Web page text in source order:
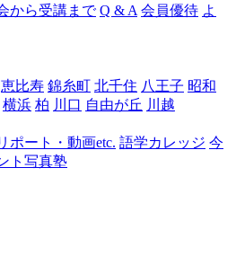
ャ
比
から受講まで Q & A 会員優待 よ
恵比寿 錦糸町 北千住 八王子 昭和
横浜 柏 川口 自由が丘 川越
ポート・動画etc. 語学カレッジ 今
ト写真塾